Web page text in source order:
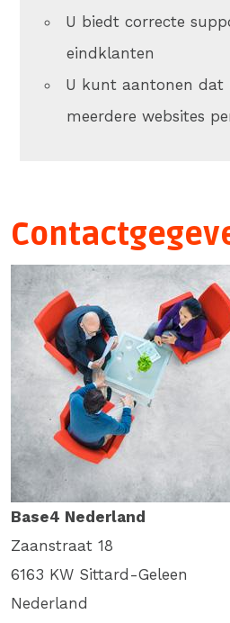
U biedt correcte
eindklanten
U kunt aantonen dat
meerdere websites
Base4 Nederland
Zaanstraat 18
6163 KW Sittard-Geleen
Nederland